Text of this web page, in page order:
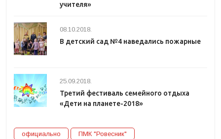
учителя»
08.10.2018.
В детский сад №4 наведались пожарные
25.09.2018.
Третий фестиваль семейного отдыха
«Дети на планете-2018»
официально ПМК "Ровесник"